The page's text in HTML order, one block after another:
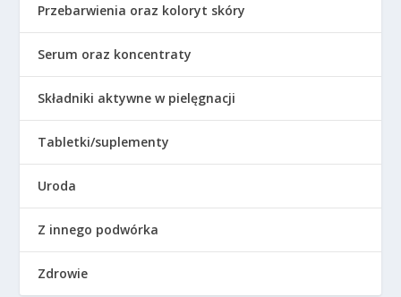
Przebarwienia oraz koloryt skóry
Serum oraz koncentraty
Składniki aktywne w pielęgnacji
Tabletki/suplementy
Uroda
Z innego podwórka
Zdrowie